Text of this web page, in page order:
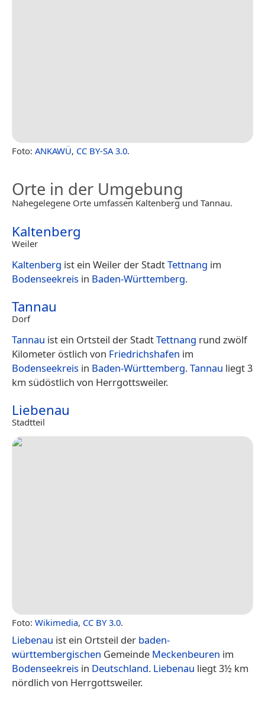
Foto: ANKAWÜ, CC BY-SA 3.0.
Orte in der Umgebung
Nahegelegene Orte umfassen Kaltenberg und Tannau.
Kaltenberg
Weiler
Kaltenberg ist ein Weiler der StadtTettnang im
Bodenseekreis in Baden-Württemberg.
Tannau
Dorf
Tannau ist ein Ortsteil der StadtTettnang rund zwölf
Kilometer östlich von Friedrichshafen im
Bodenseekreis in Baden-Württemberg.Tannau liegt 3
km südöstlich von Herrgottsweiler.
Liebenau
Stadtteil
Foto: Wikimedia, CC BY 3.0.
Liebenau ist ein Ortsteil der baden-
württembergischen Gemeinde Meckenbeuren im
Bodenseekreis in Deutschland. Liebenau liegt 3½ km
nördlich von Herrgottsweiler.